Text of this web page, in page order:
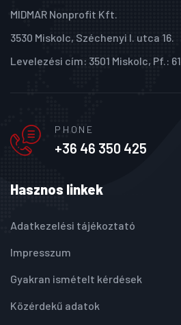
MIDMAR Nonprofit Kft.
3530 Miskolc, Széchenyi I. utca 16.
Levelezési cím: 3501 Miskolc, Pf.:
PHONE
+36 46 350 425
Hasznos linkek
Adatkezelési tájékoztató
Impresszum
Gyakran ismételt kérdések
Közérdekű adatok